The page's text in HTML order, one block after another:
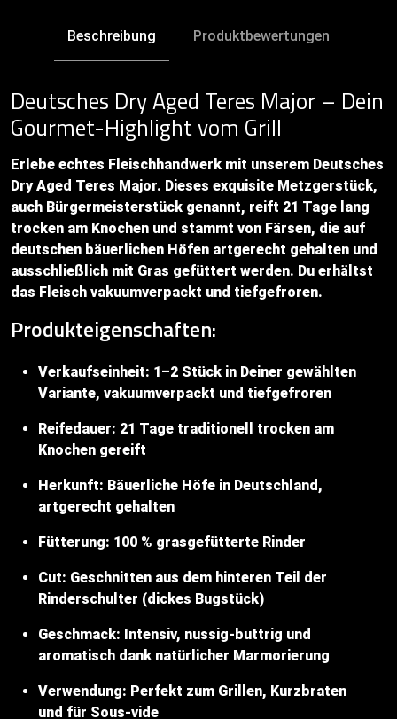
Beschreibung Produktbewertungen
Deutsches Dry Aged Teres Major – Dein
Gourmet-Highlight vom Grill
Erlebe echtes Fleischhandwerk mit unserem Deutsches
Dry Aged Teres Major. Dieses exquisite Metzgerstück,
auch Bürgermeisterstück genannt, reift 21 Tage lang
trocken am Knochen und stammt von Färsen, die auf
deutschen bäuerlichen Höfen artgerecht gehalten und
ausschließlich mit Gras gefüttert werden. Du erhältst
das Fleisch vakuumverpackt und tiefgefroren.
Produkteigenschaften:
Verkaufseinheit: 1–2 Stück in Deiner gewählten
Variante, vakuumverpackt und tiefgefroren
Reifedauer: 21 Tage traditionell trocken am
Knochen gereift
Herkunft: Bäuerliche Höfe in Deutschland,
artgerecht gehalten
Fütterung: 100 % grasgefütterte Rinder
Cut: Geschnitten aus dem hinteren Teil der
Rinderschulter (dickes Bugstück)
Geschmack: Intensiv, nussig-buttrig und
aromatisch dank natürlicher Marmorierung
Verwendung: Perfekt zum Grillen, Kurzbraten
und für Sous-vide